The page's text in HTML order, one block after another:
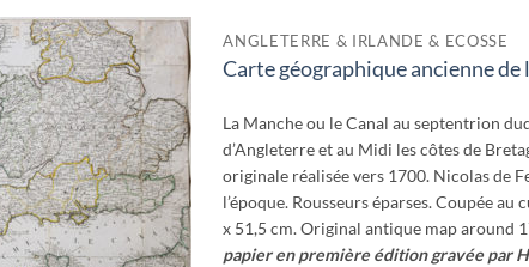
Ajouter
à la
wishlist
ANGLETERRE & IRLANDE & ECOSSE
Carte géographique ancienne de
La Manche ou le Canal au septentrion
d’Angleterre et au Midi les côtes de
originale réalisée vers 1700. Nicolas de
l’époque. Rousseurs éparses. Coupée
x 51,5 cm. Original antique map around
papier en première édition gravée par